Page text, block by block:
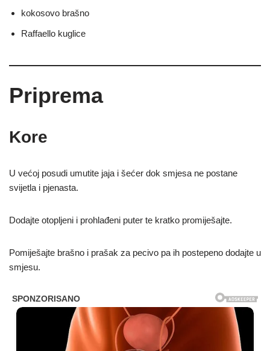
kokosovo brašno
Raffaello kuglice
Priprema
Kore
U većoj posudi umutite jaja i šećer dok smjesa ne postane
svijetla i pjenasta.
Dodajte otopljeni i prohlađeni puter te kratko promiješajte.
Pomiješajte brašno i prašak za pecivo pa ih postepeno dodajte u
smjesu.